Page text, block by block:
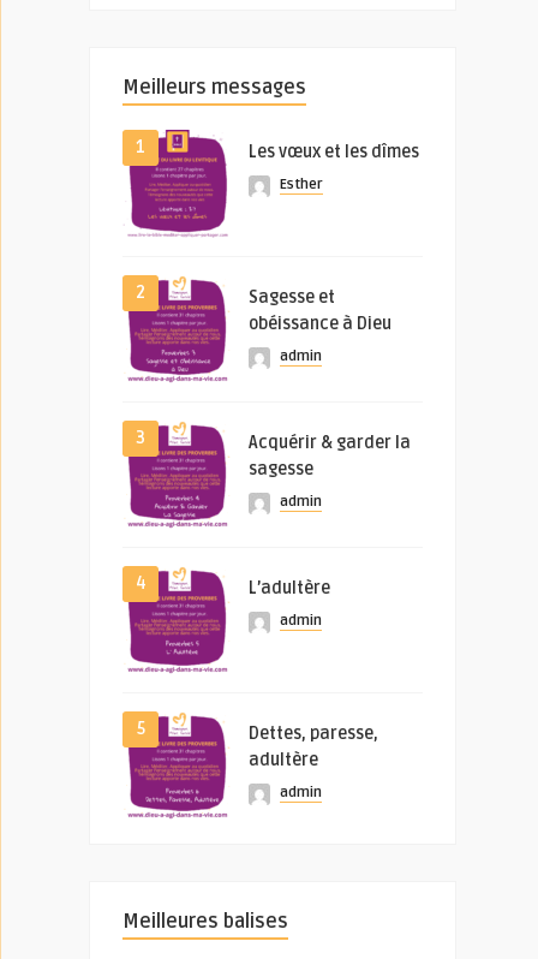
Meilleurs messages
1 Les vœux et les dîmes
Esther
2
Sagesse et
obéissance à Dieu
admin
3
Acquérir & garder la
sagesse
admin
4 L’adultère
admin
5
Dettes, paresse,
adultère
admin
Meilleures balises